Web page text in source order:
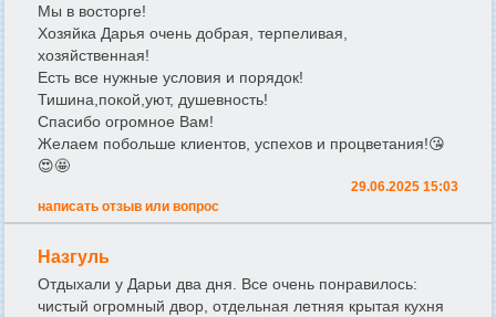
Мы в восторге!
Хозяйка Дарья очень добрая, терпеливая,
хозяйственная!
Есть все нужные условия и порядок!
Тишина,покой,уют, душевность!
Спасибо огромное Вам!
Желаем побольше клиентов, успехов и процветания!😘
😍🤩
29.06.2025 15:03
написать отзыв или вопрос
Назгуль
Отдыхали у Дарьи два дня. Все очень понравилось:
чистый огромный двор, отдельная летняя крытая кухня